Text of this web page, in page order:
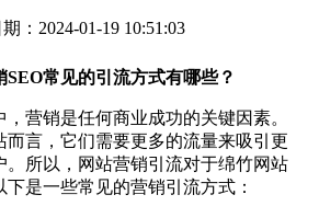
：2024-01-19 10:51:03
SEO常见的引流方式有哪些？
营销是任何商业成功的关键因素。
而言，它们需要更多的流量来吸引更
。所以，网站营销引流对于绵竹网站
下是一些常见的营销引流方式：